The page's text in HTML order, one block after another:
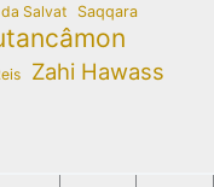
Salvat
Saqqara
Zahi Hawass